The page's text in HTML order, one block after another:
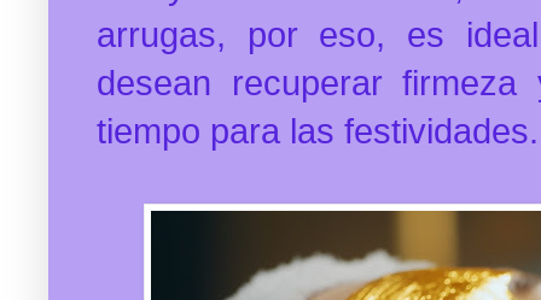
arrugas, por eso, es
desean recuperar
tiempo para las festividades.